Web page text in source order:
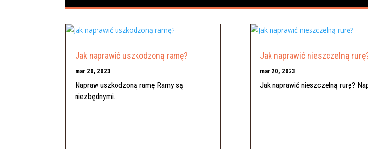
Jak naprawić uszkodzoną ramę?
mar 20, 2023
Napraw uszkodzoną ramę Ramy są
niezbędnymi...
Jak naprawić nieszczelną
mar 20, 2023
Jak naprawić nieszczelną rurę?